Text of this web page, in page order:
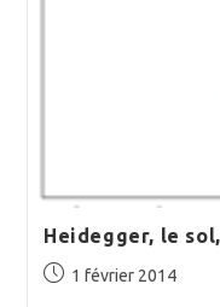
Heidegger, le
Publication
1 février 2014